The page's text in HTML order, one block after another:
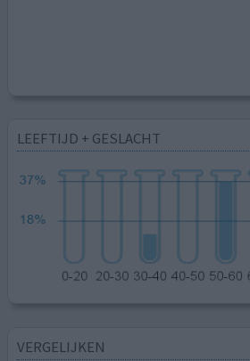
LEEFTIJD + GESLACHT
VERGELIJKEN